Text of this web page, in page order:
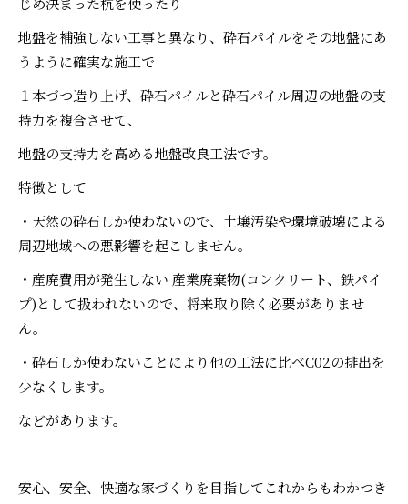
地盤を補強しない工事と異なり、砕石パイルをその地盤にあ
うように確実な施工で
１本づつ造り上げ、砕石パイルと砕石パイル周辺の地盤の支
持力を複合させて、
地盤の支持力を高める地盤改良工法です。
特徴として
・天然の砕石しか使わないので、土壌汚染や環境破壊による
周辺地域への悪影響を起こしません。
・産廃費用が発生しない 産業廃棄物(コンクリート、鉄パイ
プ)として扱われないので、将来取り除く必要がありませ
ん。
・砕石しか使わないことにより他の工法に比べC02の排出を
少なくします。
などがあります。
安心、安全、快適な家づくりを目指してこれからもわかつき